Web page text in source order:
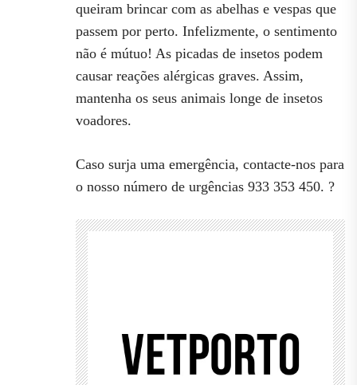
queiram brincar com as abelhas e vespas que
passem por perto. Infelizmente, o sentimento
não é mútuo! As picadas de insetos podem
causar reações alérgicas graves. Assim,
mantenha os seus animais longe de insetos
voadores.
Caso surja uma emergência, contacte-nos para
o nosso número de urgências 933 353 450. ?